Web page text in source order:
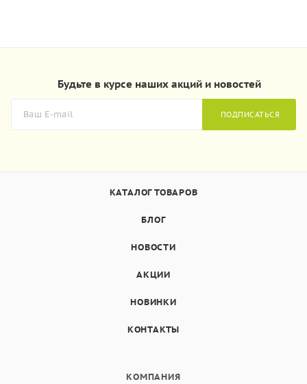
Будьте в курсе наших акций и новостей
ПОДПИСАТЬСЯ
КАТАЛОГ ТОВАРОВ
БЛОГ
НОВОСТИ
АКЦИИ
НОВИНКИ
КОНТАКТЫ
КОМПАНИЯ